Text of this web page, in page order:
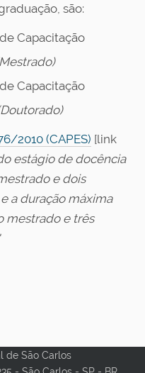
são:
Capacitação
Capacitação
2010 (CAPES) [link
estágio de docência
e dois
a duração máxima
mestrado e três
de São Carlos